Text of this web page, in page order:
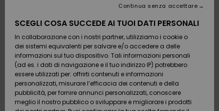
Calzature
e
infradito
Surf /
Acqua
Calzature
e
infradito
Surf /
Acqua
Da
Scoprire
Snow
SURF
Highlights
Comunità
SNOW
Shop
Snow
Shop
Donna
OUTLET
Outlet
Donna
Pagamento
Buono regalo
Quiksilver
Freedom
SCEGLI COSA SUCCEDE AI TUOI DATI PERSONALI
In collaborazione con i nostri partner, utilizziamo i cookie o
dei sistemi equivalenti per salvare e/o accedere a delle
informazioni sul tuo dispositivo. Tali informazioni personali
(ad es. i dati di navigazione e il tuo indirizzo IP) potrebbero
essere utilizzati per: offrirti contenuti e informazioni
personalizzati, misurare l’efficacia dei contenuti e della
pubblicità, per fornire annunci personalizzati, conoscere
meglio il nostro pubblico o sviluppare e migliorare i prodotti
Continua senza accettare